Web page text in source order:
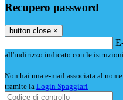
Recupero password
button close ×
all'indirizzo indicato con le istruzioni
Non hai una e-mail associata al
tramite la Login Spaggiari